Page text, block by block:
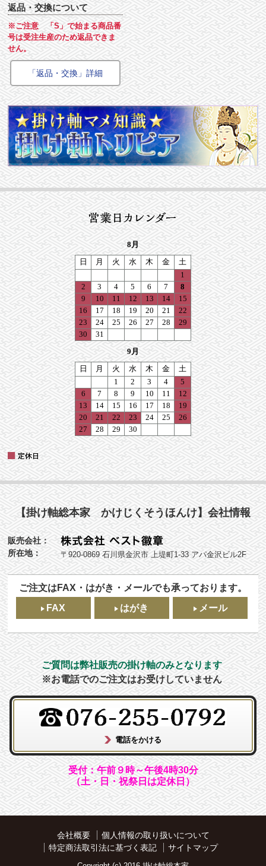
返品・交換について
※ご注意 「S」で始まる商品番
号は受注生産のため返品できま
せん。
「返品・交換」詳細
【掛け軸総本家 かけじくそうほんけ】会社情報
販売会社：
所在地：
〒920-0869 石川県金沢市 上堤町1-33 アパ金沢ビル2F
ご注文はFAX・はがき・メールでも承っております。
FAX
はがき メール
ご質問は弊社販売の掛け軸のみとなります
※お電話でのご注文はお受けしていません
受付：午前９時～午後4時30分
（土・日・祝祭日は定休日）
会社概要
個人情報の取り扱いについて
特定商法取引法に基づく表記
サイトマップ